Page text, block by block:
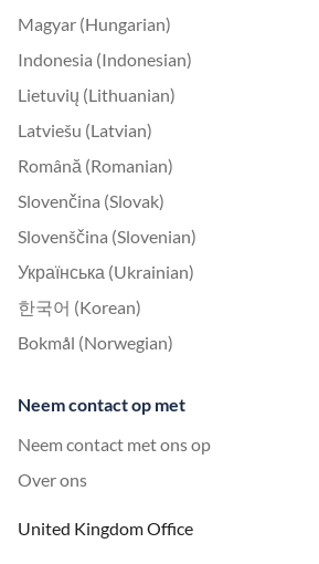
Magyar (Hungarian)
Indonesia (Indonesian)
Lietuvių (Lithuanian)
Latviešu (Latvian)
Română (Romanian)
Slovenčina (Slovak)
Slovenščina (Slovenian)
Українська (Ukrainian)
한국어 (Korean)
Bokmål (Norwegian)
Neem contact op met
Neem contact met ons op
Over ons
United Kingdom Office